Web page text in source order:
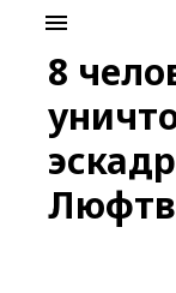
content
menu
8